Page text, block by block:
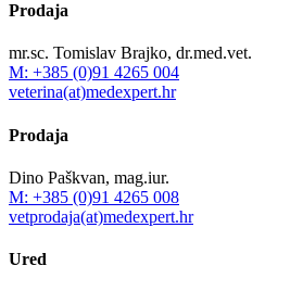
Prodaja
mr.sc. Tomislav Brajko, dr.med.vet.
M: +385 (0)91 4265 004
veterina(at)medexpert.hr
Prodaja
Dino Paškvan, mag.iur.
M: +385 (0)91 4265 008
vetprodaja(at)medexpert.hr
Ured